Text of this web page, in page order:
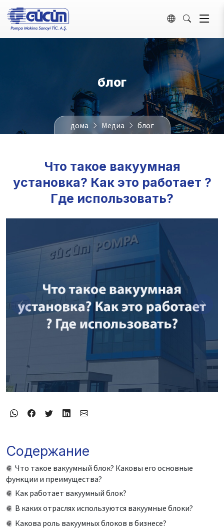
блог
дома Медиа блог
Что такое вакуумная
установка? Как это работает ?
Где использовать?
Содержание
Что такое вакуумный блок? Каковы его основные
функции и преимущества?
Как работает вакуумный блок?
В каких отраслях используются вакуумные блоки?
Какова роль вакуумных блоков в бизнесе?